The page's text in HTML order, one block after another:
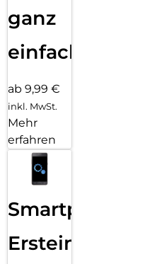
ganz
einfach
ab 9,99 €
inkl. MwSt.
Mehr
erfahren
Smartphone
Ersteinrichtung